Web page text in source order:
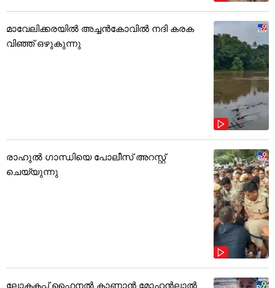
മാവേലിക്കരയിൽ അച്ചൻകോവിൽ നദി കരക
വിഞ്ഞ് ഒഴുകുന്നു
രാഹുൽ ഗാന്ധിയെ പോലീസ് അറസ്റ്റ്
ചെയ്യുന്നു
ലോകകപ്പ് ഫൈനൽ കാണാൻ മോഹൻലാൽ